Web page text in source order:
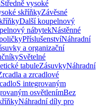
Středně vysoké
skříňkyZávěsné
Další koupelnový
nábytekNástěnné
PříslušenstvíNáhradní
a organizační
Světelné
tabuleZásuvkyNáhradní
a zrcadlové
S integrovaným
osvětlenímBez
Náhradní díly pro